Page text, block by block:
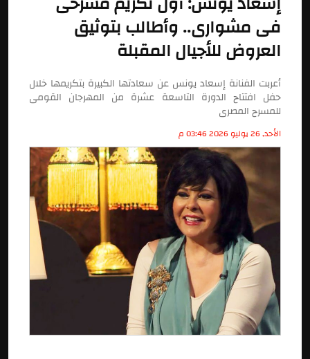
فى مشوارى.. وأطالب بتوثيق
العروض للأجيال المقبلة
أعربت الفنانة إسعاد يونس عن سعادتها الكبيرة بتكريمها خلال
حفل افتتاح الدورة التاسعة عشرة من المهرجان القومى
للمسرح المصرى
الأحد, 26 يوليو 2026 03:46 م